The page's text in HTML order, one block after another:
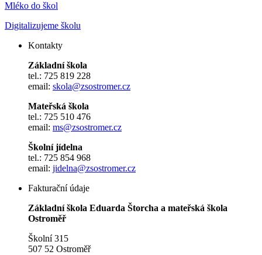
Mléko do škol
Digitalizujeme školu
Kontakty
Základní škola
tel.: 725 819 228
email: skola@zsostromer.cz
Mateřská škola
tel.: 725 510 476
email: ms@zsostromer.cz
Školní jídelna
tel.: 725 854 968
email: jidelna@zsostromer.cz
Fakturační údaje
Základní škola Eduarda Štorcha a mateřská škola
Ostroměř
Školní 315
507 52 Ostroměř